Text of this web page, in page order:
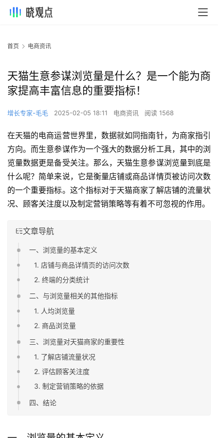
首页 电商资讯
天猫生意参谋浏览量是什么？是一个能为商
家提高丰富信息的重要指标！
增长专家-毛毛 2025-02-05 18:11 电商资讯 阅读 1568
在天猫的电商运营世界里，数据就如同指南针，为商家指引
方向。而生意参谋作为一个强大的数据分析工具，其中的浏
览量数据更是备受关注。那么，天猫生意参谋浏览量到底是
什么呢？简单来说，它是衡量店铺或商品详情页被访问次数
的一个重要指标。这个指标对于天猫商家了解店铺的流量状
况、顾客关注度以及制定营销策略等有着不可忽视的作用。
文章导航
一、浏览量的基本定义
1. 店铺与商品详情页的访问次数
2. 终端的分类统计
二、与浏览量相关的其他指标
1. 人均浏览量
2. 商品浏览量
三、浏览量对天猫商家的重要性
1. 了解店铺流量状况
2. 评估顾客关注度
3. 制定营销策略的依据
四、结论